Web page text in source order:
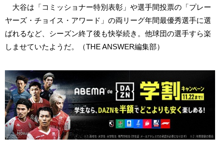
大谷は「コミッショナー特別表彰」や選手間投票の「プレー
ヤーズ・チョイス・アワード」の両リーグ年間最優秀選手に選
ばれるなど、シーズン終了後も快挙続き。他球団の選手すら楽
しませていたようだ。（THE ANSWER編集部）